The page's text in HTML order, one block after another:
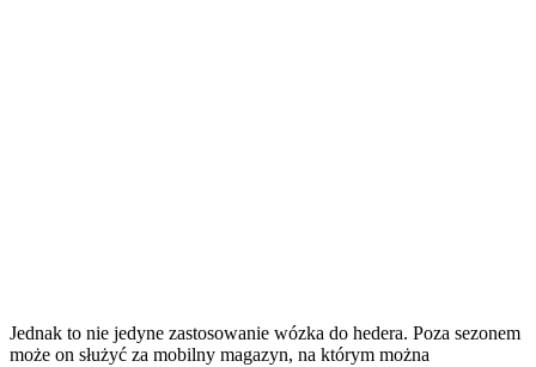
Jednak to nie jedyne zastosowanie wózka do hedera. Poza sezonem
może on służyć za mobilny magazyn, na którym można